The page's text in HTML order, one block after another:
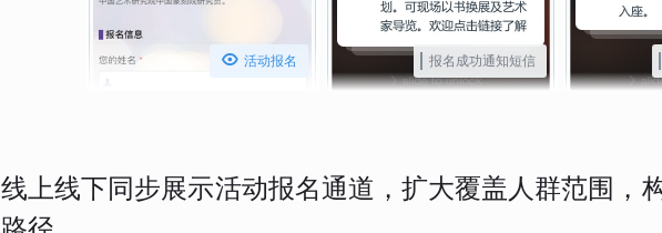
 活动报名 报名成功通知短信
线上线下同步展示活动报名通道，扩大覆盖人群范围，